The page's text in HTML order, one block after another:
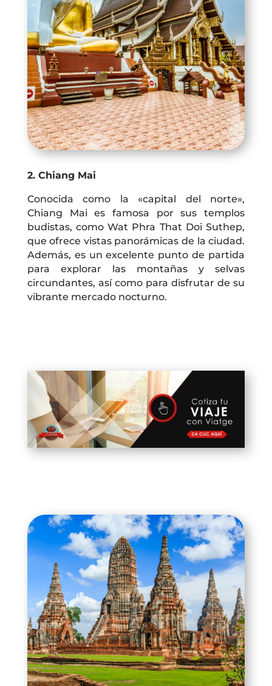
2. Chiang Mai
Conocida como la «capital del norte»,
Chiang Mai es famosa por sus templos
budistas, como Wat Phra That Doi Suthep,
que ofrece vistas panorámicas de la ciudad.
Además, es un excelente punto de partida
para explorar las montañas y selvas
circundantes, así como para disfrutar de su
vibrante mercado nocturno.